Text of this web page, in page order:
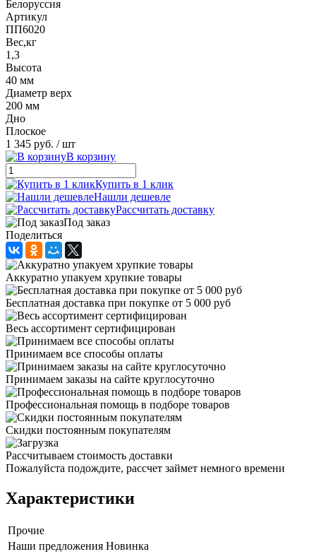
Белоруссия
Артикул
ПП6020
Вес,кг
1,3
Высота
40 мм
Диаметр верх
200 мм
Дно
Плоское
1 345 руб. / шт
В корзину
Купить в 1 клик
Нашли дешевле
Рассчитать доставку
Под заказ
Поделиться
Аккуратно упакуем хрупкие товары
Бесплатная доставка при покупке от 5 000 руб
Весь ассортимент сертифицирован
Принимаем все способы оплаты
Принимаем заказы на сайте круглосуточно
Профессиональная помощь в подборе товаров
Скидки постоянным покупателям
Рассчитываем стоимость доставки
Пожалуйста подождите, рассчет займет немного времени
Характеристики
Прочие
Наши предложения Новинка